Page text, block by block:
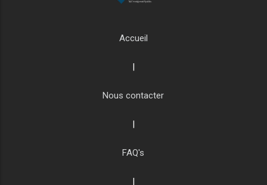
Accueil
Nous contacter
FAQ's